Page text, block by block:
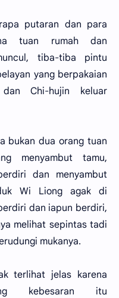
putaran dan para
tuan rumah dan
tiba-tiba pintu
yang berpakaian
Chi-hujin keluar
bukan dua orang tuan
menyambut tamu,
dan menyambut
Wi Liong agak di
dan iapun berdiri,
melihat sepintas tadi
mukanya.
terlihat jelas karena
kebesaran itu